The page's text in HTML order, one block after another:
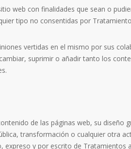
web con finalidades que sean o
tipo no consentidas por
vertidas en el mismo por sus
suprimir o añadir tanto los
de las páginas web, su
transformación o cualquier otra
expreso y por escrito de